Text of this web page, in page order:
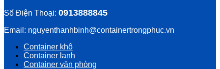
Số Điện Thoại: 0913888845
Email: nguyenthanhbinh@containertrongphuc.vn
Container khô
Container lạnh
Container văn phòng